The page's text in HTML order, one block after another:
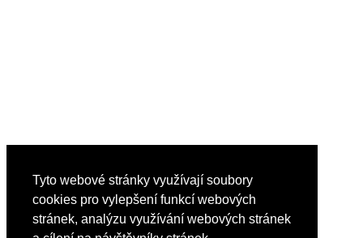
Tyto webové stránky využívají soubory
cookies pro vylepšení funkcí webových
stránek, analýzu využívání webových stránek